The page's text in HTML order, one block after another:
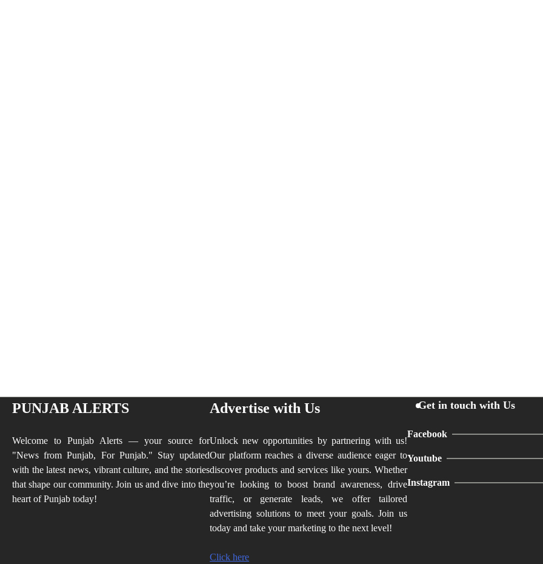
PUNJAB ALERTS
Welcome to Punjab Alerts — your source for
"News from Punjab, For Punjab." Stay updated
with the latest news, vibrant culture, and the stories
that shape our community. Join us and dive into the
heart of Punjab today!
Advertise with Us
Unlock new opportunities by partnering with us!
Our platform reaches a diverse audience eager to
discover products and services like yours. Whether
you’re looking to boost brand awareness, drive
traffic, or generate leads, we offer tailored
advertising solutions to meet your goals. Join us
today and take your marketing to the next level!
Click here
Get in touch with Us
Facebook
Youtube
Instagram